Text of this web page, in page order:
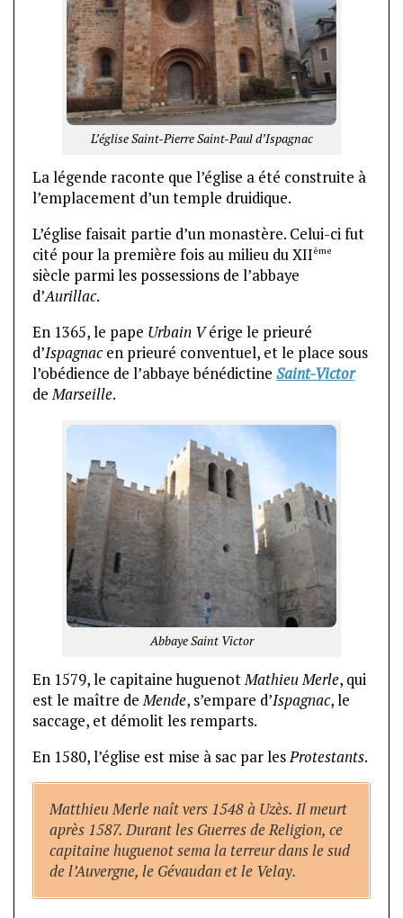
L’église Saint-Pierre Saint-Paul d’Ispagnac
La légende raconte que l’église a été construite à
l’emplacement d’un temple druidique.
L’église faisait partie d’un monastère. Celui-ci fut
cité pour la première fois au milieu du XIIème
siècle parmi les possessions de l’abbaye
d’Aurillac.
En 1365, le pape Urbain Vérige le prieuré
d’Ispagnacen prieuré conventuel, et le place sous
l’obédience de l’abbaye bénédictineSaint-Victor
deMarseille.
Abbaye Saint Victor
En 1579, le capitaine huguenotMathieu Merle, qui
est le maître deMende, s’empare d’Ispagnac, le
saccage, et démolit les remparts.
En 1580, l’église est mise à sac par lesProtestants.
Matthieu Merle naît vers 1548 à Uzès. Il meurt
après 1587. Durant les Guerres de Religion, ce
capitaine huguenot sema la terreur dans le sud
de l’Auvergne, le Gévaudan et le Velay.